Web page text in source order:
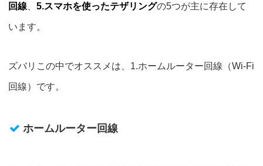
回線 5.スマホを使ったテザリングの5つが主に存在して
います。
ズバリこの中でオススメは、 1.ホームルーター回線（Wi-Fi
回線）です。
ホームルーター回線